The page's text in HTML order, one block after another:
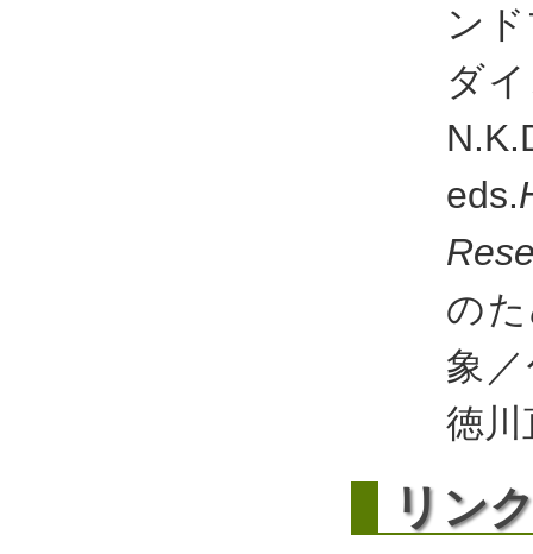
ン
ダ
eds.
の
象
徳川
リ ン